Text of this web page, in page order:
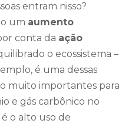
entram nisso?
um aumento
conta da ação
o ecossistema –
é uma dessas
muito importantes para
e gás carbônico no
o alto uso de